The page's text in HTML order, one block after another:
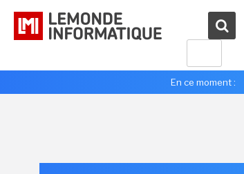
En ce moment :